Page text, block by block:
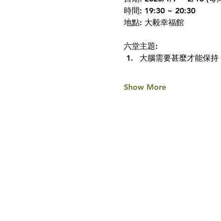
時間: 19:30 ~ 20:30
地點: 大毅幸福館
六堂主題:
大腦需要甚麼才能保持
Show More